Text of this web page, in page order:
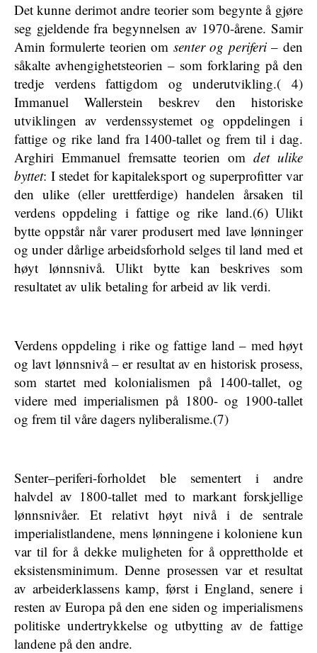
Det kunne derimot andre teorier som begynte å gjøre
seg gjeldende fra begynnelsen av 1970-årene. Samir
Amin formulerte teorien om senter og periferi– den
såkalte avhengighetsteorien – som forklaring på den
tredje verdens fattigdom og underutvikling.( 4)
Immanuel Wallerstein beskrev den historiske
utviklingen av verdenssystemet og oppdelingen i
fattige og rike land fra 1400-tallet og frem til i dag.
Arghiri Emmanuel fremsatte teorien omdet ulike
byttet: I stedet for kapitaleksport og superprofitter var
den ulike (eller urettferdige) handelen årsaken til
verdens oppdeling i fattige og rike land.(6) Ulikt
bytte oppstår når varer produsert med lave lønninger
og under dårlige arbeidsforhold selges til land med et
høyt lønnsnivå. Ulikt bytte kan beskrives som
resultatet av ulik betaling for arbeid av lik verdi.
Verdens oppdeling i rike og fattige land – med høyt
og lavt lønnsnivå – er resultat av en historisk prosess,
som startet med kolonialismen på 1400-tallet, og
videre med imperialismen på 1800- og 1900-tallet
og frem til våre dagers nyliberalisme.(7)
Senter–periferi-forholdet ble sementert i andre
halvdel av 1800-tallet med to markant forskjellige
lønnsnivåer. Et relativt høyt nivå i de sentrale
imperialistlandene, mens lønningene i koloniene kun
var til for å dekke muligheten for å opprettholde et
eksistensminimum. Denne prosessen var et resultat
av arbeiderklassens kamp, først i England, senere i
resten av Europa på den ene siden og imperialismens
politiske undertrykkelse og utbytting av de fattige
landene på den andre.